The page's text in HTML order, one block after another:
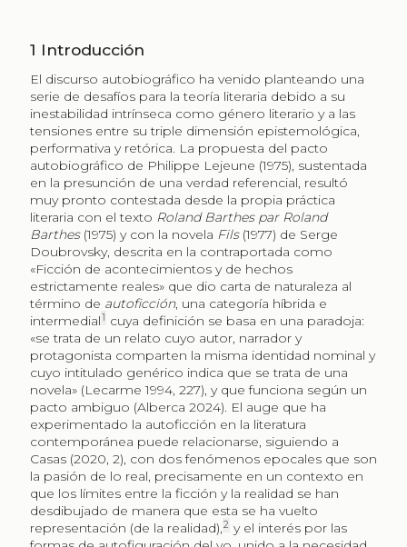
1 Introducción
El discurso autobiográfico ha venido planteando una
serie de desafíos para la teoría literaria debido a su
inestabilidad intrínseca como género literario y a las
tensiones entre su triple dimensión epistemológica,
performativa y retórica. La propuesta del pacto
autobiográfico de Philippe Lejeune (1975), sustentada
en la presunción de una verdad referencial, resultó
muy pronto contestada desde la propia práctica
literaria con el texto Roland Barthes par Roland
Barthes(1975) y con la novela Fils(1977) de Serge
Doubrovsky, descrita en la contraportada como
«Ficción de acontecimientos y de hechos
estrictamente reales» que dio carta de naturaleza al
término de autoficción, una categoría híbrida e
intermedial1 cuya definición se basa en una paradoja:
«se trata de un relato cuyo autor, narrador y
protagonista comparten la misma identidad nominal y
cuyo intitulado genérico indica que se trata de una
novela» (Lecarme 1994, 227), y que funciona según un
pacto ambiguo (Alberca 2024). El auge que ha
experimentado la autoficción en la literatura
contemporánea puede relacionarse, siguiendo a
Casas (2020, 2), con dos fenómenos epocales que son
la pasión de lo real, precisamente en un contexto en
que los límites entre la ficción y la realidad se han
desdibujado de manera que esta se ha vuelto
representación (de la realidad),2 y el interés por las